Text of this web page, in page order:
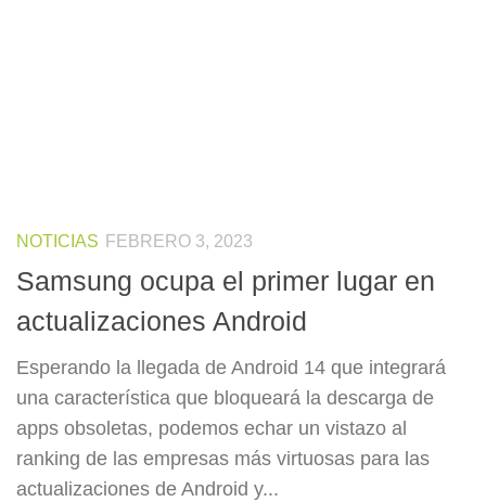
NOTICIAS FEBRERO 3, 2023
Samsung ocupa el primer lugar en
actualizaciones Android
Esperando la llegada de Android 14 que integrará
una característica que bloqueará la descarga de
apps obsoletas, podemos echar un vistazo al
ranking de las empresas más virtuosas para las
actualizaciones de Android y...